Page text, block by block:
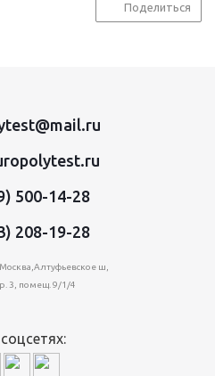
Поделиться
500-14-28
208-19-28
ш,
3, помещ. 9/1/4